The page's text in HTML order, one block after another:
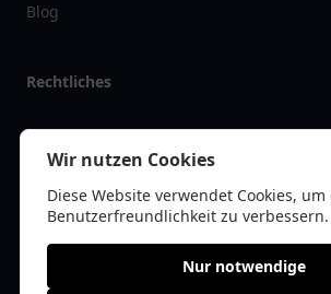
Blog
Rechtliches
Impressum
Datenschutz
Kontakt
Wir nutzen Cookies
Diese Website verwendet Cookies, um
Benutzerfreundlichkeit zu verbessern.
Nur notwendige